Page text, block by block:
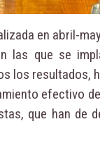
en abril-
las que se
los
efectivo
que han de